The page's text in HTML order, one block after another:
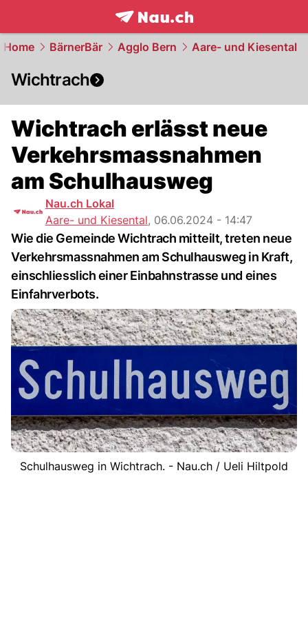
frontpage.NAU.ch
Home BärnerBär Agglo Bern Aare- und Kiesental
Wichtrach
Wichtrach erlässt neue
Verkehrsmassnahmen
am Schulhausweg
Nau.ch Lokal
Aare- und Kiesental, 06.06.2024 - 14:47
Wie die Gemeinde Wichtrach mitteilt, treten neue
Verkehrsmassnahmen am Schulhausweg in Kraft,
einschliesslich einer Einbahnstrasse und eines
Einfahrverbots.
Schulhausweg in Wichtrach. - Nau.ch / Ueli Hiltpold